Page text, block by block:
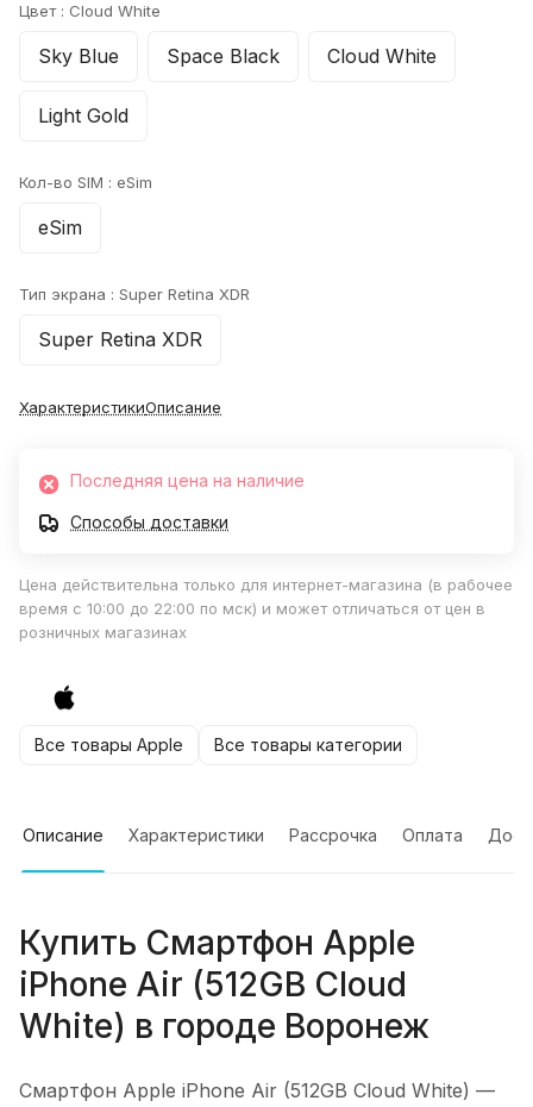
Цвет : Cloud White
Sky Blue Space Black Cloud White
Light Gold
Кол-во SIM : eSim
eSim
Тип экрана : Super Retina XDR
Super Retina XDR
ХарактеристикиОписание
Последняя цена на наличие
Способы доставки
Цена действительна только для интернет-магазина (в рабочее
время с 10:00 до 22:00 по мск) и может отличаться от цен в
розничных магазинах
Все товары Apple Все товары категории
Описание Характеристики Рассрочка Оплата
Купить Смартфон Apple
iPhone Air (512GB Cloud
White) в городе Воронеж
Смартфон Apple iPhone Air (512GB Cloud White) —